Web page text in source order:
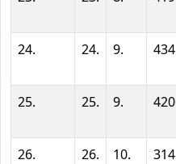
24. 24. 9. 434
25. 25. 9. 420
26. 26. 10. 314